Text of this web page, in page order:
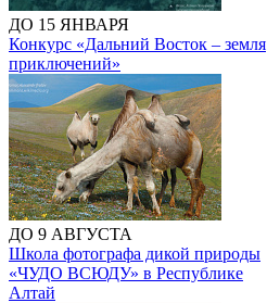
ДО 15 ЯНВАРЯ
Конкурс «Дальний Восток – земля
приключений»
ДО 9 АВГУСТА
Школа фотографа дикой природы
«ЧУДО ВСЮДУ» в Республике
Алтай